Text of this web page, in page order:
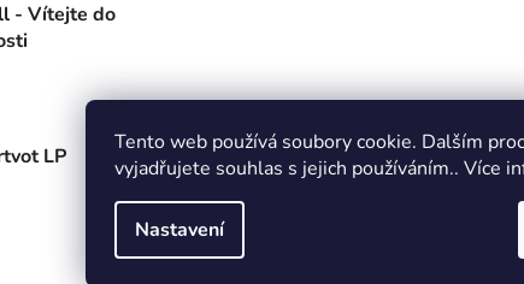
Tento web používá soubory cookie. Dalším
vyjadřujete souhlas s jejich používáním.. Více
Nastavení
- Vítejte do
LP